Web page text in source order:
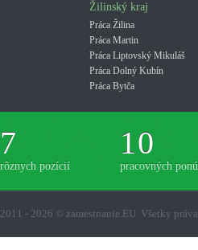
Žilinský kraj
Práca Žilina
Práca Martin
Práca Liptovský Mikuláš
Práca Dolný Kubín
Práca Bytča
7
rôznych pozícií
10
pracovných
2011 - 2026 © zamestnanie.EU. Všetky